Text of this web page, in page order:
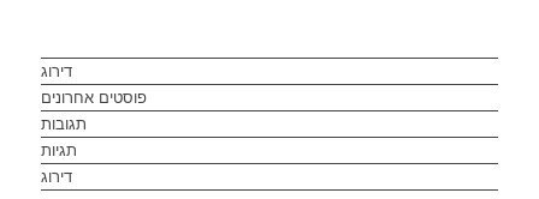
דירוג
פוסטים אחרונים
תגובות
תגיות
דירוג